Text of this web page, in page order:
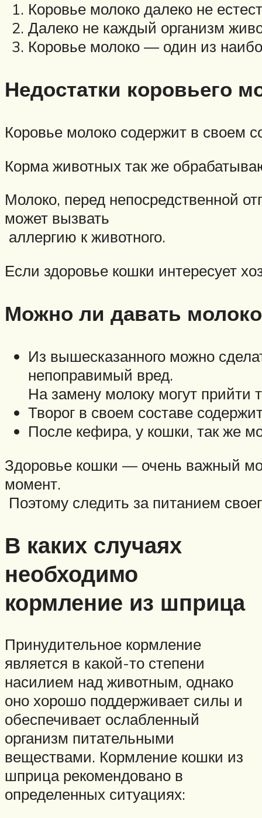
Коровье молоко далеко не
Далеко не каждый организм
Коровье молоко — один из
Недостатки коровьего
Коровье молоко содержит в своем
Корма животных так же
Молоко, перед непосредственной
может вызвать
аллергию к животного.
Если здоровье кошки интересует
Можно ли давать
Из вышесказанного можно
непоправимый вред.
На замену молоку могут прийти
Творог в своем составе
После кефира, у кошки, так же
Здоровье кошки — очень важный
момент.
Поэтому следить за питанием
В каких случаях
необходимо
кормление из шприца
Принудительное кормление
является в какой-то степени
насилием над животным, однако
оно хорошо поддерживает силы и
обеспечивает ослабленный
организм питательными
веществами. Кормление кошки из
шприца рекомендовано в
определенных ситуациях: